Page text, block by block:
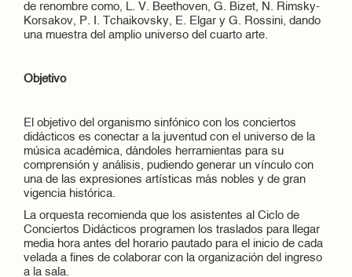
de renombre como, L. V. Beethoven, G. Bizet, N. Rimsky-
Korsakov, P. I. Tchaikovsky, E. Elgar y G. Rossini, dando
una muestra del amplio universo del cuarto arte.
Objetivo
El objetivo del organismo sinfónico con los conciertos
didácticos es conectar a la juventud con el universo de la
música académica, dándoles herramientas para su
comprensión y análisis, pudiendo generar un vínculo con
una de las expresiones artísticas más nobles y de gran
vigencia histórica.
La orquesta recomienda que los asistentes al Ciclo de
Conciertos Didácticos programen los traslados para llegar
media hora antes del horario pautado para el inicio de cada
velada a fines de colaborar con la organización del ingreso
a la sala.